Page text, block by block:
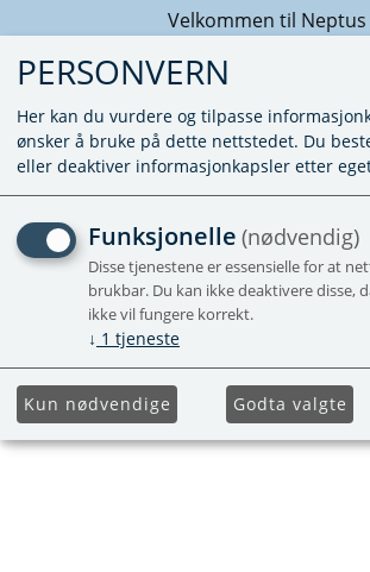
Velkommen til Neptus
O-RING 203X4MM
PERSONVERN
Her kan du vurdere og tilpasse
ønsker å bruke på dette nettstedet. Du
eller deaktiver informasjonkapsler etter
Funksjonelle (nødvendig)
Disse tjenestene er essensielle for at
brukbar. Du kan ikke deaktivere disse,
ikke vil fungere korrekt.
↓ 1 tjeneste
Kun nødvendige Godta valgte